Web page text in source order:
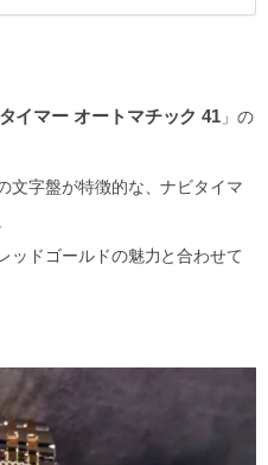
イマー オートマチック 41 」の
文字盤が特徴的な、ナビタイマ
ッドゴールドの魅力と合わせて